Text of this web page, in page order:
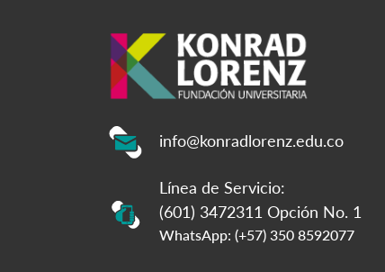
info@konradlorenz.edu.co
Línea de Servicio:
(601) 3472311 Opción No. 1
WhatsApp: (+57) 350 8592077